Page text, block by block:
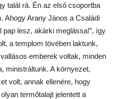
talál rá. Én az első csoportba
Ahogy Arany János a Családi
pap lesz, akárki meglássa!”, így
a templom tövében laktunk,
emberek voltak, minden
ministráltunk. A környezet,
volt, annak ellenére, hogy
termőtalajt jelentett a